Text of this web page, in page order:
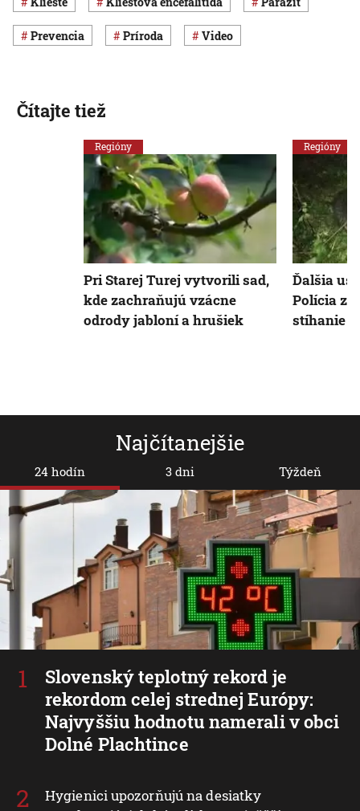
prevencia príroda Video
Najčítanejšie
24 hodín
Slovenský teplotný rekord je
rekordom celej strednej Európy:
Najvyššiu hodnotu namerali v obci
Dolné Plachtince
Hygienici upozorňujú na desiatky
3 dni Týždeň
Čítajte tiež
Regióny
Pri Starej Turej vytvorili sad,
kde zachraňujú vzácne
odrody jabloní a hrušiek
Regióny
Ďalšia
Polícia
stíhanie